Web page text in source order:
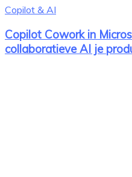
Copilot & AI
Copilot Cowork in
collaboratieve AI je